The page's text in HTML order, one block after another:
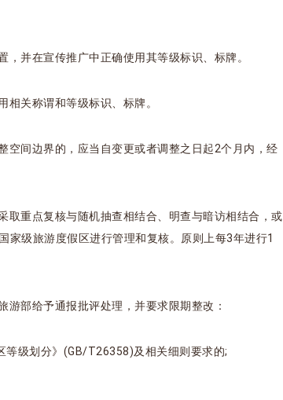
并在宣传推广中正确使用其等级标识、标牌。
关称谓和等级标识、标牌。
空间边界的，应当自变更或者调整之日起2个月内，经
取重点复核与随机抽查相结合、明查与暗访相结合，或
家级旅游度假区进行管理和复核。原则上每3年进行1
部给予通报批评处理，并要求限期整改：
等级划分》(GB/T26358)及相关细则要求的;